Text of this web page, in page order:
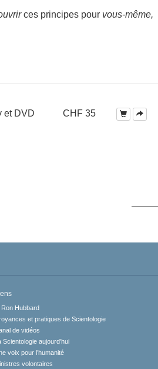
ces principes pour vous-même,
et DVD CHF 35
Ron Hubbard
et pratiques de Scientologie
de vidéos
Scientologie aujourd’hui
voix pour l’humanité
volontaires